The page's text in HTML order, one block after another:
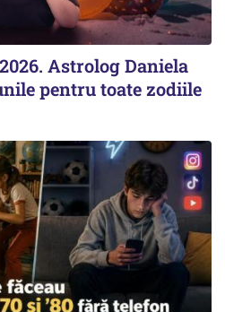
Astrolog Daniela
pentru toate zodiile